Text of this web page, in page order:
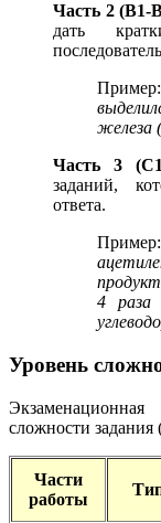
Часть 2 (В1-
дать
Пример:
железа
Часть 3
заданий,
ответа.
Пример:
4 раза
Уровень
сложности
Части
работы